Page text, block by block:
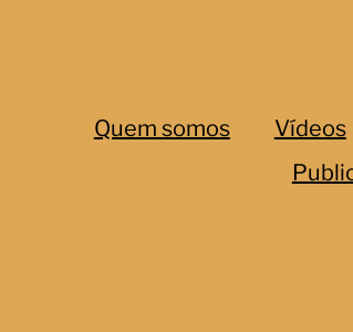
Quem somos Vídeos